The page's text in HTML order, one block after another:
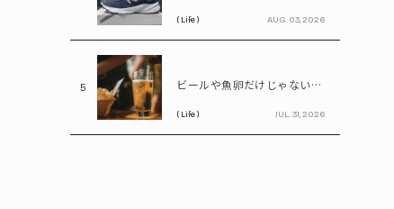
( Life ) AUG. 03, 2026
5 ビールや魚卵だけじゃない…尿酸値を上げる「食べ物・飲み物」とは? 医師が警鐘
( Life ) JUL. 31, 2026